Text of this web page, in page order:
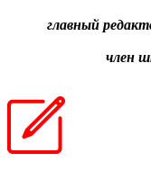
главный
член